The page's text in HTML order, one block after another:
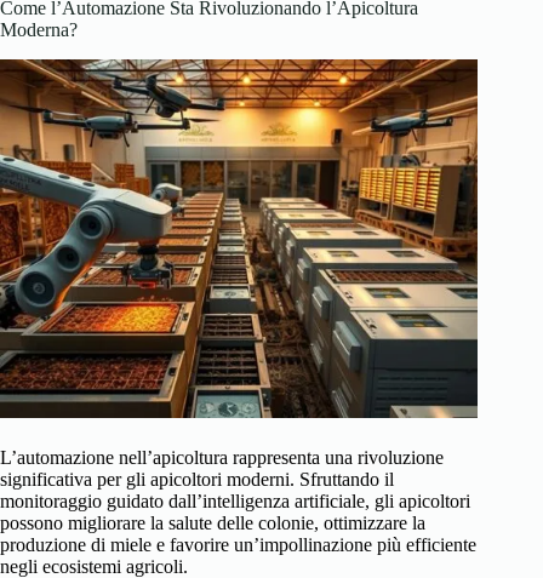
Come l’Automazione Sta Rivoluzionando l’Apicoltura
Moderna?
L’automazione nell’apicoltura rappresenta una rivoluzione
significativa per gli apicoltori moderni. Sfruttando il
monitoraggio guidato dall’intelligenza artificiale, gli apicoltori
possono migliorare la salute delle colonie, ottimizzare la
produzione di miele e favorire un’impollinazione più efficiente
negli ecosistemi agricoli.